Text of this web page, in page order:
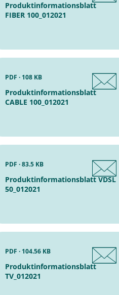
Produktinformationsblatt
FIBER 100_012021
Produktinformationsblatt
CABLE 100_012021
PDF · 108 KB
Produktinformationsblatt VDSL
50_012021
PDF · 83.5 KB
Produktinformationsblatt
TV_012021
PDF · 104.56 KB